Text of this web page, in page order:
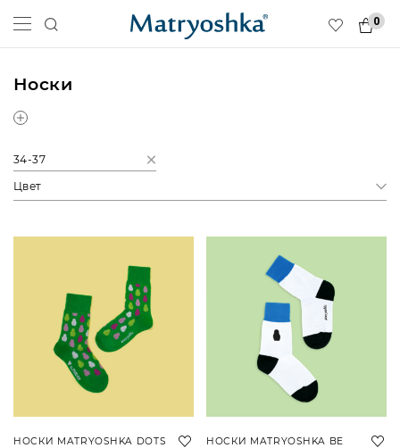
0
Носки
34-37
Цвет
НОСКИ MATRYOSHKA DOTS
НОСКИ MATRYOSHKA BE